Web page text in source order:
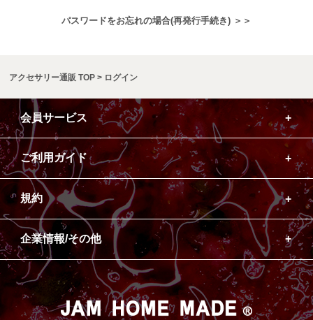
パスワードをお忘れの場合(再発行手続き) ＞＞
アクセサリー通販 TOP ログイン
会員サービス
ご利用ガイド
規約
企業情報/その他